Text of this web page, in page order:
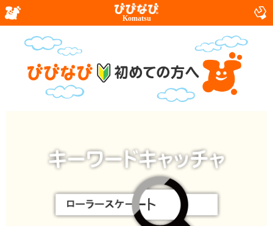
Komatsu